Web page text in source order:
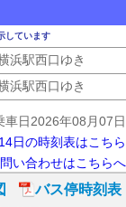
しています
浜駅西口ゆき
浜駅西口ゆき
車日2026年08月07日
日の時刻表はこちら
い合わせはこちらへ
バス停時刻表